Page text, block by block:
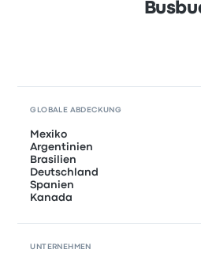
GLOBALE ABDECKUNG
Mexiko
Argentinien
Brasilien
Deutschland
Spanien
Kanada
UNTERNEHMEN